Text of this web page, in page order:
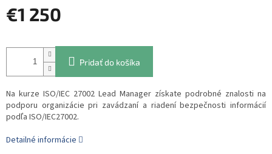
€1 250
cena:
Pridať do košíka
Na kurze ISO/IEC 27002 Lead Manager získate podrobné znalosti na
podporu organizácie pri zavádzaní a riadení bezpečnosti informácií
podľa ISO/IEC27002.
Detailné informácie